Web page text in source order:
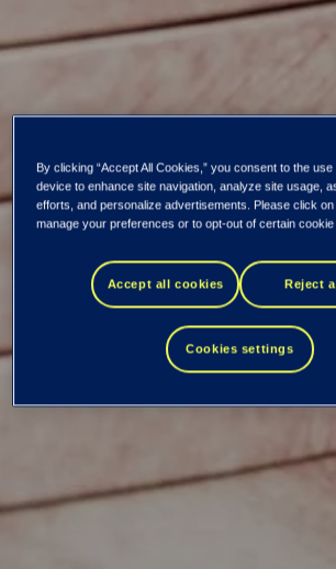
Hvordan blir
helsevesenet
smartere
By clicking “Accept All Cookies,” you consent to the
device to enhance site navigation, analyze site usage,
efforts, and personalize advertisements. Please click
manage your preferences or to opt-out of certain cookie
Accept all cookies Reject
Cookies settings